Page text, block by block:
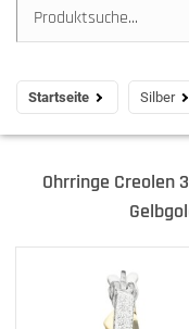
Startseite Silber
Ohrringe Creolen